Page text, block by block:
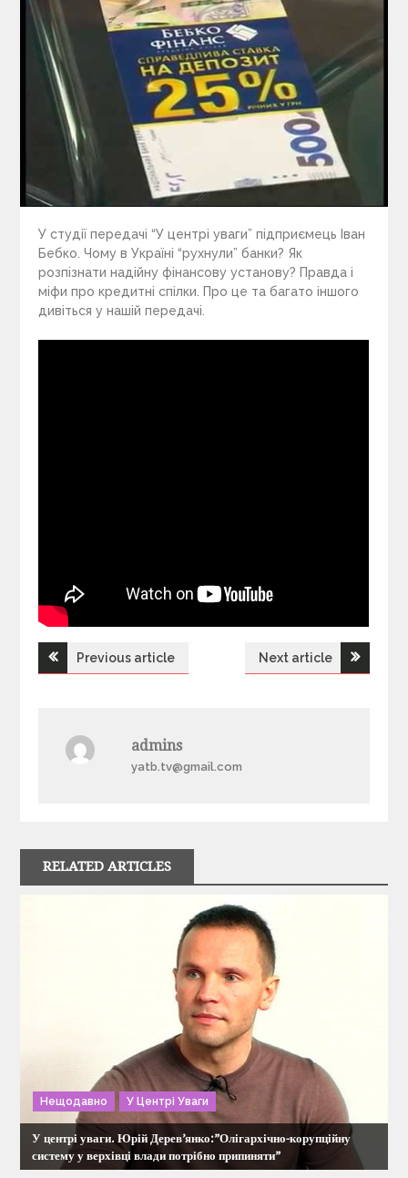
У студії передачі “У центрі уваги” підприємець Іван
Бебко. Чому в Україні “рухнули” банки? Як
розпізнати надійну фінансову установу? Правда і
міфи про кредитні спілки. Про це та багато іншого
дивіться у нашій передачі.
Н
г
а
а
п
Previous article Next article
admins
yatb.tv@gmail.com
RELATED ARTICLES
Нещодавно У Центрі Уваги
У центрі уваги. Юрій Дерев’янко:”Олігархічно-корупційну
систему у верхівці влади потрібно припиняти”